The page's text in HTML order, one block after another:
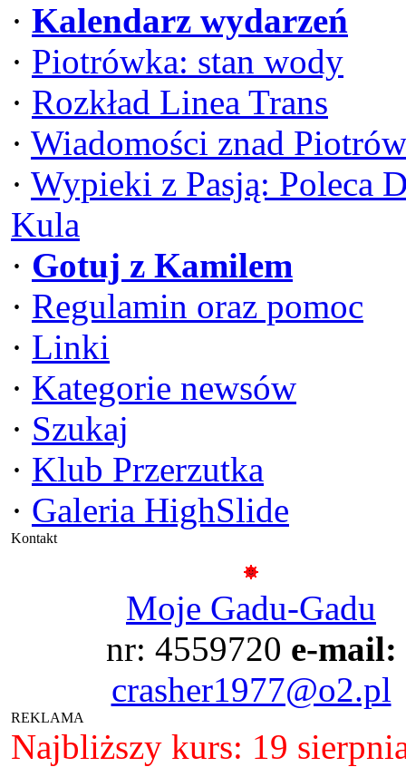
· Kalendarz wydarzeń
· Piotrówka: stan wody
· Rozkład Linea Trans
· Wiadomości znad
· Wypieki z Pasją: Poleca
Kula
· Gotuj z Kamilem
· Regulamin oraz pomoc
· Linki
· Kategorie newsów
· Szukaj
· Klub Przerzutka
· Galeria HighSlide
Kontakt
Moje Gadu-Gadu
nr: 4559720 e-mail:
crasher1977@o2.pl
REKLAMA
Najbliższy kurs: 19